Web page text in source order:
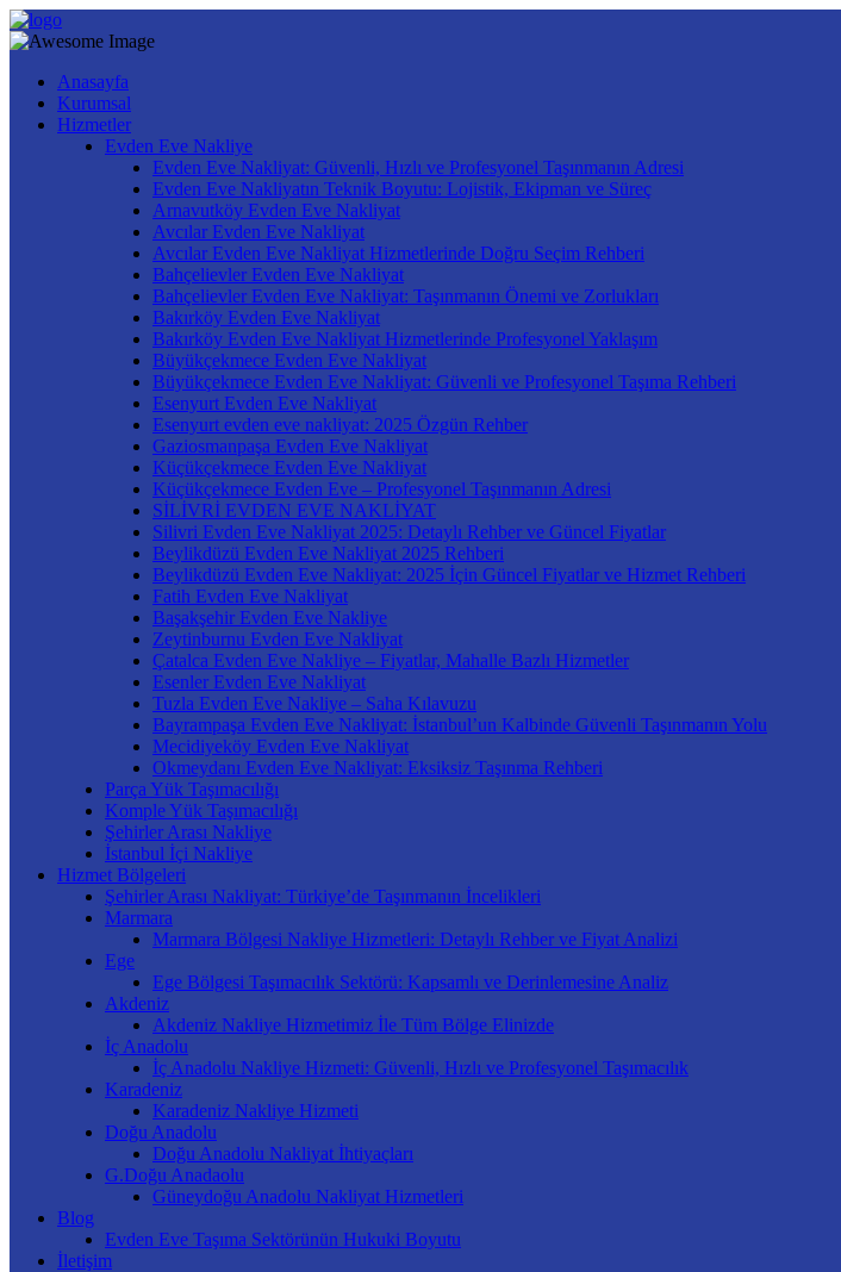
Anasayfa
Kurumsal
Hizmetler
Evden Eve Nakliye
Evden Eve Nakliyat: Güvenli, Hızlı ve Profesyonel Taşınmanın Adresi
Evden Eve Nakliyatın Teknik Boyutu: Lojistik, Ekipman ve Süreç
Arnavutköy Evden Eve Nakliyat
Avcılar Evden Eve Nakliyat
Avcılar Evden Eve Nakliyat Hizmetlerinde Doğru Seçim Rehberi
Bahçelievler Evden Eve Nakliyat
Bahçelievler Evden Eve Nakliyat: Taşınmanın Önemi ve Zorlukları
Bakırköy Evden Eve Nakliyat
Bakırköy Evden Eve Nakliyat Hizmetlerinde Profesyonel Yaklaşım
Büyükçekmece Evden Eve Nakliyat
Büyükçekmece Evden Eve Nakliyat: Güvenli ve Profesyonel Taşıma Rehberi
Esenyurt Evden Eve Nakliyat
Esenyurt evden eve nakliyat: 2025 Özgün Rehber
Gaziosmanpaşa Evden Eve Nakliyat
Küçükçekmece Evden Eve Nakliyat
Küçükçekmece Evden Eve – Profesyonel Taşınmanın Adresi
SİLİVRİ EVDEN EVE NAKLİYAT
Silivri Evden Eve Nakliyat 2025: Detaylı Rehber ve Güncel Fiyatlar
Beylikdüzü Evden Eve Nakliyat 2025 Rehberi
Beylikdüzü Evden Eve Nakliyat: 2025 İçin Güncel Fiyatlar ve Hizmet Rehberi
Fatih Evden Eve Nakliyat
Başakşehir Evden Eve Nakliye
Zeytinburnu Evden Eve Nakliyat
Çatalca Evden Eve Nakliye – Fiyatlar, Mahalle Bazlı Hizmetler
Esenler Evden Eve Nakliyat
Tuzla Evden Eve Nakliye – Saha Kılavuzu
Bayrampaşa Evden Eve Nakliyat: İstanbul’un Kalbinde Güvenli Taşınmanın Yolu
Mecidiyeköy Evden Eve Nakliyat
Okmeydanı Evden Eve Nakliyat: Eksiksiz Taşınma Rehberi
Parça Yük Taşımacılığı
Komple Yük Taşımacılığı
Şehirler Arası Nakliye
İstanbul İçi Nakliye
Hizmet Bölgeleri
Şehirler Arası Nakliyat: Türkiye’de Taşınmanın İncelikleri
Marmara
Marmara Bölgesi Nakliye Hizmetleri: Detaylı Rehber ve Fiyat Analizi
Ege
Ege Bölgesi Taşımacılık Sektörü: Kapsamlı ve Derinlemesine Analiz
Akdeniz
Akdeniz Nakliye Hizmetimiz İle Tüm Bölge Elinizde
İç Anadolu
İç Anadolu Nakliye Hizmeti: Güvenli, Hızlı ve Profesyonel Taşımacılık
Karadeniz
Karadeniz Nakliye Hizmeti
Doğu Anadolu
Doğu Anadolu Nakliyat İhtiyaçları
G.Doğu Anadaolu
Güneydoğu Anadolu Nakliyat Hizmetleri
Blog
Evden Eve Taşıma Sektörünün Hukuki Boyutu
İletişim